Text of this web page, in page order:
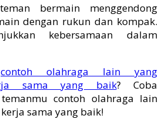
bermain menggendong
dengan rukun dan kompak.
kebersamaan dalam
contoh olahraga lain yang
sama yang baik? Coba
contoh olahraga lain
sama yang baik!